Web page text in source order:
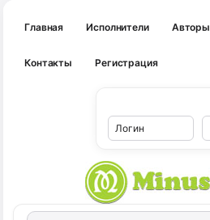
Главная Исполнители Авторы
Контакты Регистрация